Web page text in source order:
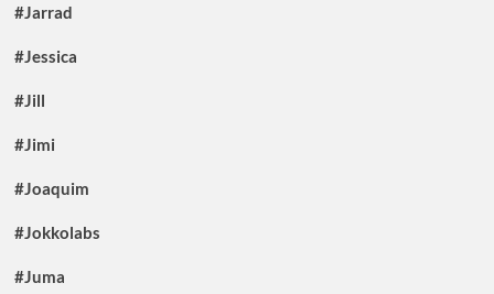
#Jarrad
#Jessica
#Jill
#Jimi
#Joaquim
#Jokkolabs
#Juma